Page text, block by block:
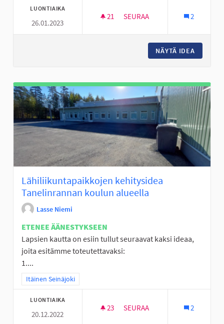
LUONTIAIKA
26.01.2023
21 21 SEURAAJAA
SEURAA 2
NÄYTÄ IDEA
Lähiliikuntapaikkojen kehitysidea
Tanelinrannan koulun alueella
Lasse Niemi
ETENEE ÄÄNESTYKSEEN
Lapsien kautta on esiin tullut seuraavat kaksi ideaa,
joita esitämme toteutettavaksi:
1....
Rajaa tulokset teeman mukaan: Itäinen Seinäjoki
Itäinen Seinäjoki
LUONTIAIKA
20.12.2022
23 23 SEURAAJAA
SEURAA 2